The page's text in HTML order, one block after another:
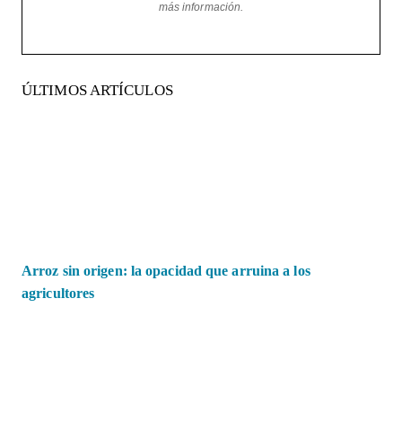
más información.
ÚLTIMOS ARTÍCULOS
Arroz sin origen: la opacidad que arruina a los
agricultores